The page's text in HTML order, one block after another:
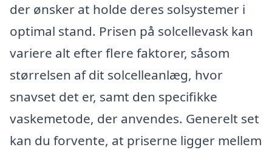
der ønsker at holde deres solsystemer i
optimal stand. Prisen på solcellevask kan
variere alt efter flere faktorer, såsom
størrelsen af dit solcelleanlæg, hvor
snavset det er, samt den specifikke
vaskemetode, der anvendes. Generelt set
kan du forvente, at priserne ligger mellem